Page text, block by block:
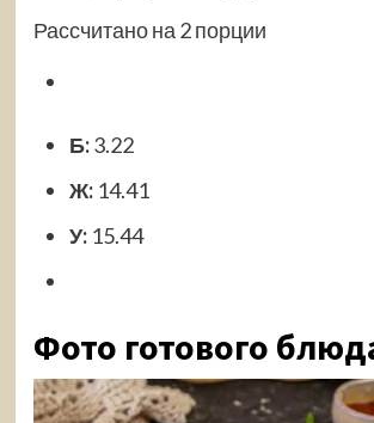
Рассчитано на 2 порции
Б:3.22
Ж:14.41
У:15.44
Фото готового